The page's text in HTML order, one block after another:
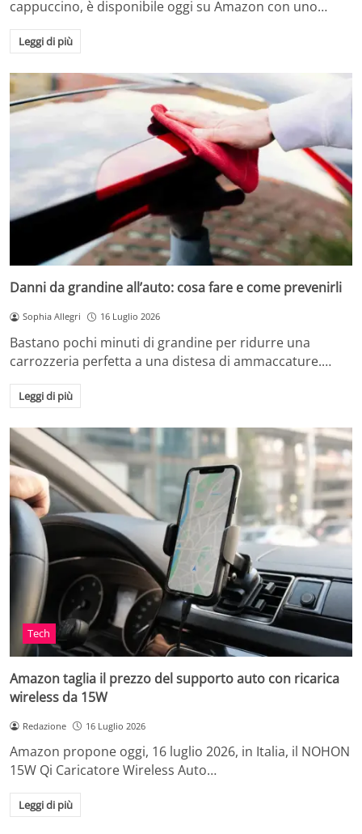
cappuccino, è disponibile oggi su Amazon con uno…
Leggi di più
Danni da grandine all’auto: cosa fare e come prevenirli
Sophia Allegri 16 Luglio 2026
Bastano pochi minuti di grandine per ridurre una
carrozzeria perfetta a una distesa di ammaccature.…
Leggi di più
Tech
Amazon taglia il prezzo del supporto auto con ricarica
wireless da 15W
Redazione 16 Luglio 2026
Amazon propone oggi, 16 luglio 2026, in Italia, il NOHON
15W Qi Caricatore Wireless Auto…
Leggi di più